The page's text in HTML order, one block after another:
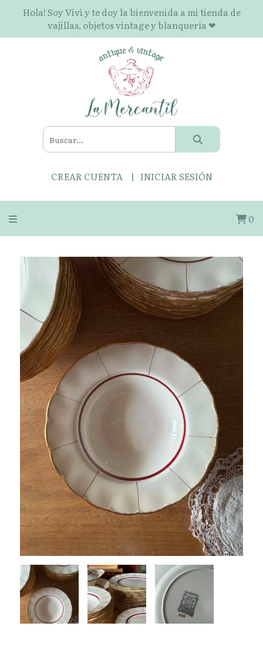
Hola! Soy Vivi y te doy la bienvenida a mi tienda de
vajillas, objetos vintage y blanquería ❤
CREAR CUENTA INICIAR SESIÓN
0